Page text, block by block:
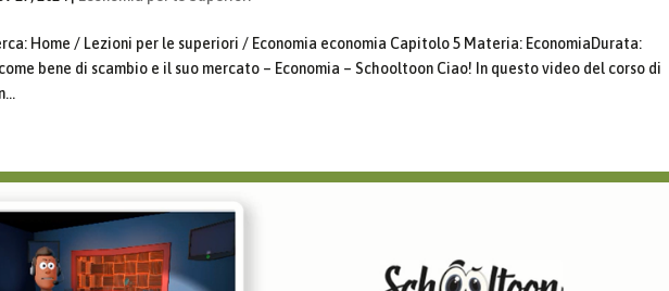
Home / Lezioni per le superiori / Economia economia Capitolo 5 Materia: EconomiaDurata:
bene di scambio e il suo mercato – Economia – Schooltoon Ciao! In questo video del corso di